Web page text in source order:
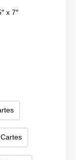
x 7″